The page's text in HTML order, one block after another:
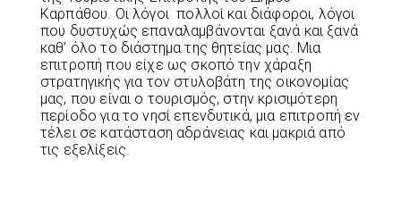
Καρπάθου. Οι λόγοι πολλοί και διάφοροι, λόγοι
που δυστυχώς επαναλαμβάνονται ξανά και ξανά
καθ’ όλο το διάστημα της θητείας μας. Μια
επιτροπή που είχε ως σκοπό την χάραξη
στρατηγικής για τον στυλοβάτη της οικονομίας
μας, που είναι ο τουρισμός, στην κρισιμότερη
περίοδο για το νησί επενδυτικά, μια επιτροπή εν
τέλει σε κατάσταση αδράνειας και μακριά από
τις εξελίξεις.